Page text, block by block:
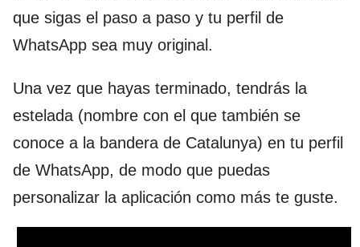
que sigas el paso a paso y tu perfil de
WhatsApp sea muy original.
Una vez que hayas terminado, tendrás la
estelada (nombre con el que también se
conoce a la bandera de Catalunya) en tu perfil
de WhatsApp, de modo que puedas
personalizar la aplicación como más te guste.